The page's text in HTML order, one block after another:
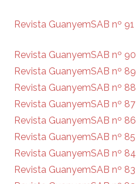
Revista GuanyemSAB nº 91
Revista GuanyemSAB nº 90
Revista GuanyemSAB nº 89
Revista GuanyemSAB nº 88
Revista GuanyemSAB nº 87
Revista GuanyemSAB nº 86
Revista GuanyemSAB nº 85
Revista GuanyemSAB nº 84
Revista GuanyemSAB nº 83